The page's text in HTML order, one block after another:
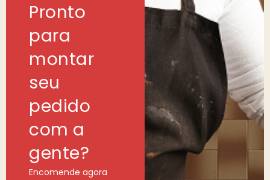
Pronto
para
montar
seu
pedido
com a
gente?
Encomende agora